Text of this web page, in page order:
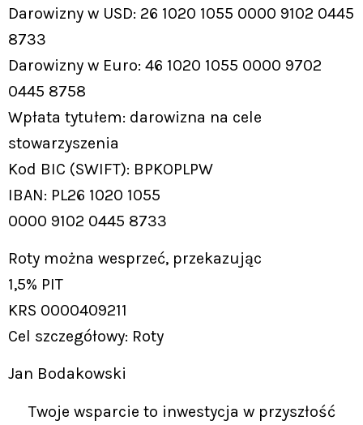
Darowizny w USD: 26 1020 1055 0000 9102 0445
8733
Darowizny w Euro: 46 1020 1055 0000 9702
0445 8758
Wpłata tytułem: darowizna na cele
stowarzyszenia
Kod BIC (SWIFT): BPKOPLPW
IBAN: PL26 1020 1055
0000 9102 0445 8733
Roty można wesprzeć, przekazując
1,5% PIT
KRS 0000409211
Cel szczegółowy: Roty
Jan Bodakowski
Twoje wsparcie to inwestycja w przyszłość